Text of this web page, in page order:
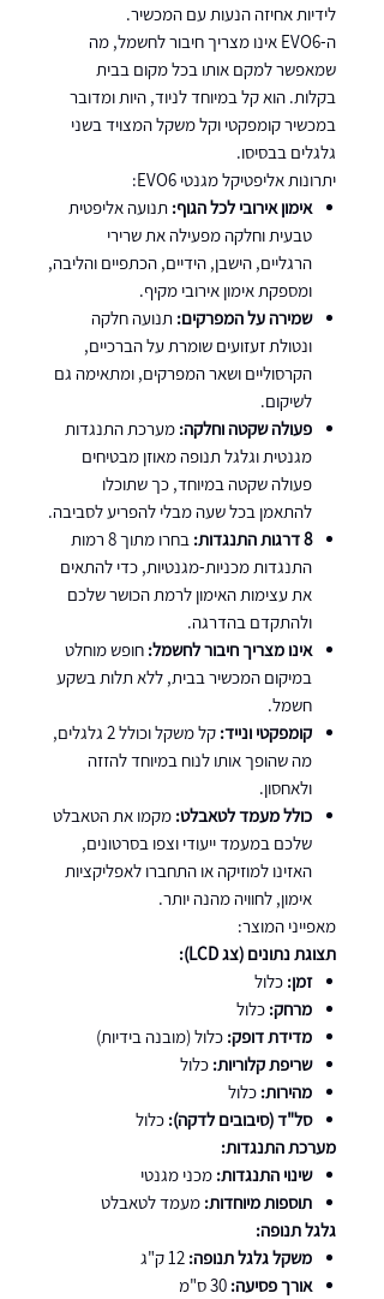
לידיות אחיזה הנעות עם המכשיר.
ה-EVO6 אינו מצריך חיבור לחשמל, מה
שמאפשר למקם אותו בכל מקום בבית
בקלות. הוא קל במיוחד לניוד, היות ומדובר
במכשיר קומפקטי וקל משקל המצויד בשני
גלגלים בבסיסו.
יתרונות אליפטיקל מגנטי EVO6:
אימון אירובי לכל הגוף: תנועה אליפטית
טבעית וחלקה מפעילה את שרירי
הרגליים, הישבן, הידיים, הכתפיים והליבה,
ומספקת אימון אירובי מקיף.
שמירה על המפרקים: תנועה חלקה
ונטולת זעזועים שומרת על הברכיים,
הקרסוליים ושאר המפרקים, ומתאימה גם
לשיקום.
פעולה שקטה וחלקה: מערכת התנגדות
מגנטית וגלגל תנופה מאוזן מבטיחים
פעולה שקטה במיוחד, כך שתוכלו
להתאמן בכל שעה מבלי להפריע לסביבה.
8 דרגות התנגדות:
בחרו מתוך 8 רמות
התנגדות מכניות-מגנטיות, כדי להתאים
את עצימות האימון לרמת הכושר שלכם
ולהתקדם בהדרגה.
אינו מצריך חיבור לחשמל: חופש מוחלט
במיקום המכשיר בבית, ללא תלות בשקע
חשמל.
קומפקטי ונייד:
קל משקל וכולל 2 גלגלים,
מה שהופך אותו לנוח במיוחד להזזה
ולאחסון.
כולל מעמד לטאבלט: מקמו את הטאבלט
שלכם במעמד ייעודי וצפו בסרטונים,
האזינו למוזיקה או התחברו לאפליקציות
אימון, לחוויה מהנה יותר.
מאפייני המוצר:
תצוגת נתונים (צג LCD):
זמן: כלול
מרחק: כלול
מדידת דופק: כלול (מובנה בידיות)
שריפת קלוריות: כלול
מהירות: כלול
סל"ד (סיבובים לדקה): כלול
מערכת התנגדות:
שינוי התנגדות: מכני מגנטי
תוספות מיוחדות: מעמד לטאבלט
גלגל תנופה:
משקל גלגל תנופה:
אורך פסיעה: